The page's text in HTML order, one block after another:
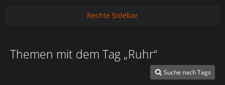
Themen mit dem Tag „Ruhr“
Suche nach Tags
Rechte Sidebar